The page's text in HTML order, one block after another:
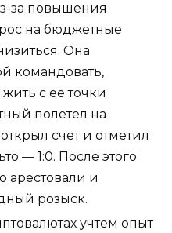
за повышения
на бюджетные
Она
командовать,
с ее точки
полетел на
счет и отметил
— 1:0. После этого
арестовали и
розыск.
учтем опыт